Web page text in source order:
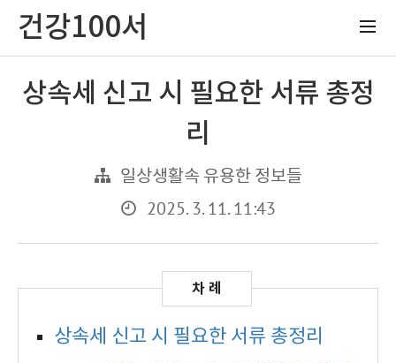
건강100서
상속세 신고 시 필요한 서류 총정
리
일상생활속 유용한 정보들
2025. 3. 11. 11:43
상속세 신고 시 필요한 서류 총정리